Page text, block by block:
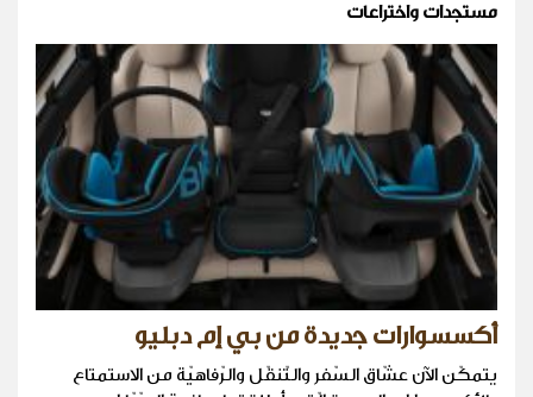
مستجدات واختراعات
أكسسوارات جديدة من بي إم دبليو
يتمكّن الآن عشّاق السّفر والتّنقّل والرّفاهيّة من الاستمتاع